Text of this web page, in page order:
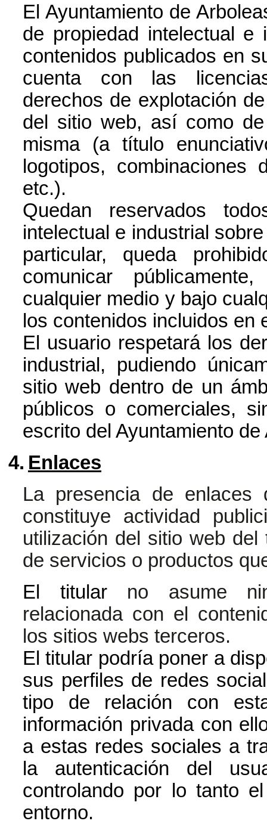
El Ayuntamiento de
de propiedad intelectual
contenidos publicados en
cuenta con las
derechos de explotación
del sitio web, así como
misma (a título
logotipos,
etc.).
Quedan reservados
intelectual e industrial
particular, queda
comunicar
cualquier medio y bajo
los contenidos incluidos en
El usuario respetará los
industrial, pudiendo
sitio web dentro de un
públicos o comerciales,
escrito del Ayuntamiento de
4. Enlaces
La presencia de
constituye actividad
utilización del sitio web
de servicios o productos
El titularno asume
relacionada con el
los sitios webs terceros.
El titular podría poner a
sus perfiles de redes
tipo de relación con
información privada con
a estas redes sociales a
la autenticación del
controlando por lo tanto
entorno.